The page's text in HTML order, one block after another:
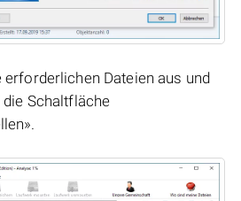
erforderlichen Dateien aus und
Schaltfläche